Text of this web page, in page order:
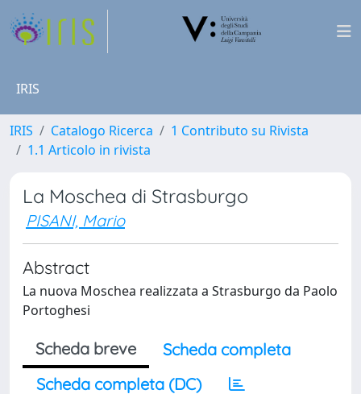
IRIS
IRIS Catalogo Ricerca
1 Contributo su Rivista
1.1 Articolo in rivista
La Moschea di Strasburgo
PISANI, Mario
Abstract
La nuova Moschea realizzata a Strasburgo da Paolo
Portoghesi
Scheda breve
Scheda completa
Scheda completa (DC)